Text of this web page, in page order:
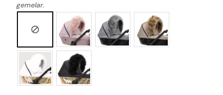
gemelar.